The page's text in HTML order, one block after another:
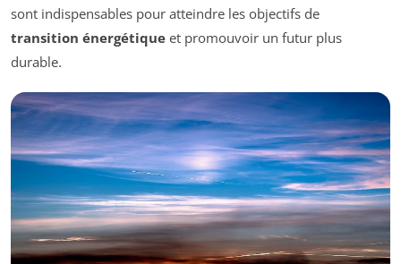
sont indispensables pour atteindre les objectifs de
transition énergétique et promouvoir un futur plus
durable.